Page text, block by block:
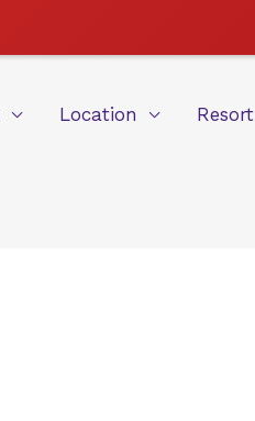
Location Resort